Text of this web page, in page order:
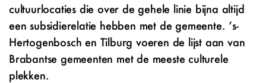
cultuurlocaties die over de gehele linie bijna altijd
een subsidierelatie hebben met de gemeente. ‘s-
Hertogenbosch en Tilburg voeren de lijst aan van
Brabantse gemeenten met de meeste culturele
plekken.